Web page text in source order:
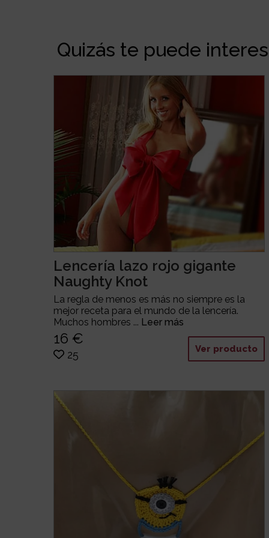
Quizás te puede
Lencería lazo rojo gigante
Naughty Knot
La regla de menos es más no siempre es la
mejor receta para el mundo de la lencería.
Muchos hombres ... Leer más
16 €
25 Ver producto